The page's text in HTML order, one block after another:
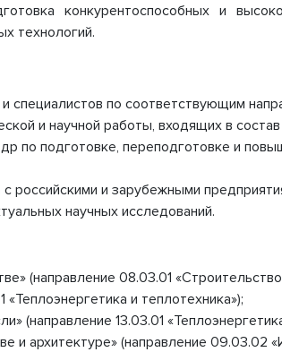
услуги
Харабалинский филиал
конкурентоспособных и
технологий.
специалистов по соответствующим
и научной работы, входящих в
по подготовке, переподготовке и
российскими и зарубежными
научных исследований.
(направление 08.03.01
и теплотехника»);
(направление 13.03.01
и архитектуре» (направление 09.03.02